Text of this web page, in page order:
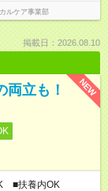
ルケア事業部
掲載日：2026.08.10
NEW
立も！
■扶養内OK